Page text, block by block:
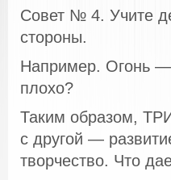
Совет № 4. Учите
стороны.
Например. Огонь
плохо?
Таким образом,
с другой —
творчество. Что